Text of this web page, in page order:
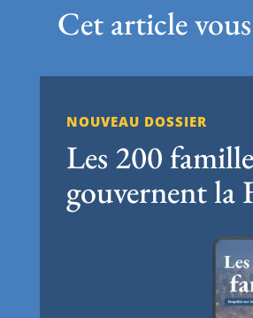
Cet article
NOUVEAU DOSSIER
Les 200
gouvernent la